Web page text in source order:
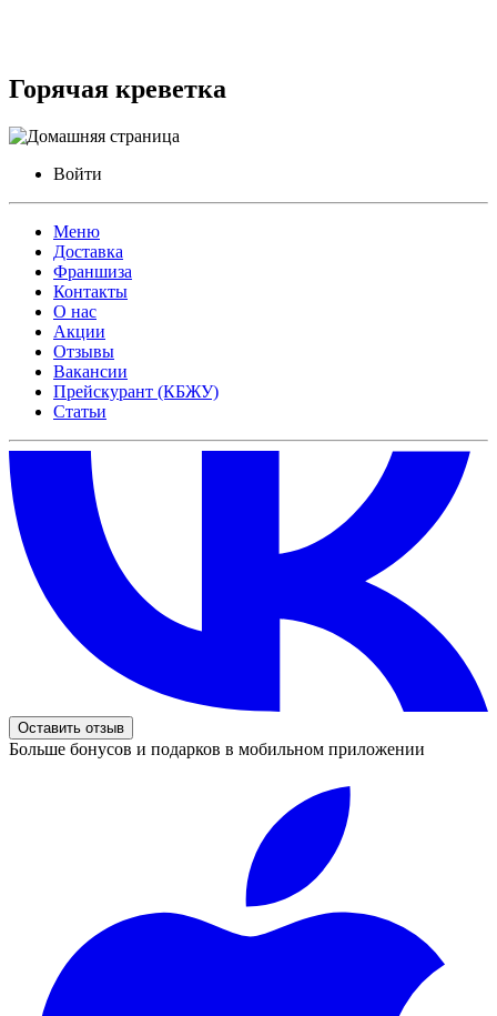
Горячая креветка
Войти
Меню
Доставка
Франшиза
Контакты
О нас
Акции
Отзывы
Вакансии
Прейскурант (КБЖУ)
Статьи
Оставить отзыв
Больше бонусов и подарков в мобильном приложении